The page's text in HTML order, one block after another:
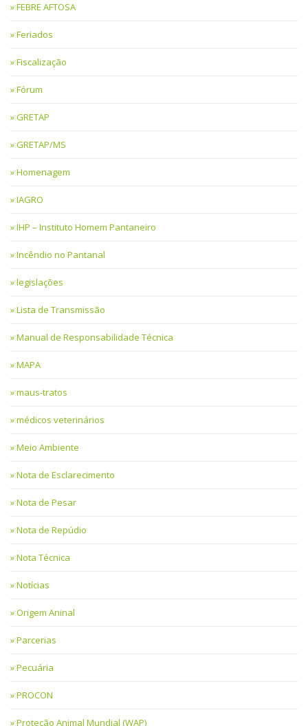
FEBRE AFTOSA
Feriados
Fiscalização
Fórum
GRETAP
GRETAP/MS
Homenagem
IAGRO
IHP – Instituto Homem Pantaneiro
Incêndio no Pantanal
legislações
Lista de Transmissão
Manual de Responsabilidade Técnica
MAPA
maus-tratos
médicos veterinários
Meio Ambiente
Nota de Esclarecimento
Nota de Pesar
Nota de Repúdio
Nota Técnica
Notícias
Origem Aninal
Parcerias
Pecuária
PROCON
Proteção Animal Mundial (WAP)